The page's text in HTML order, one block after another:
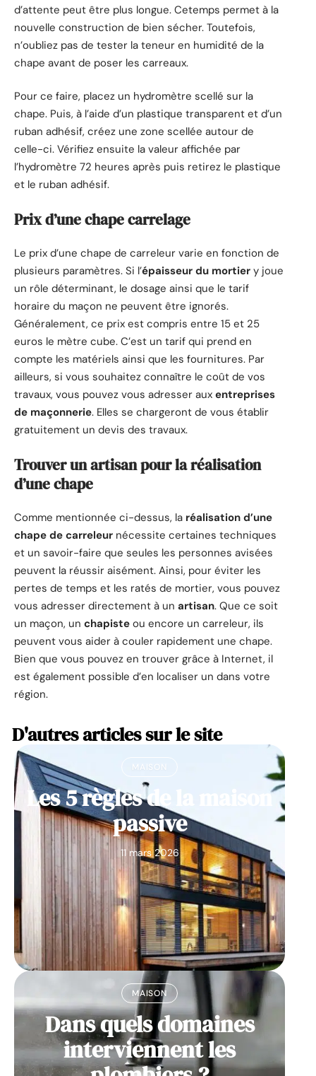
d’attente peut être plus longue. Cetemps permet à la
nouvelle construction de bien sécher. Toutefois,
n’oubliez pas de tester la teneur en humidité de la
chape avant de poser les carreaux.
Pour ce faire, placez un hydromètre scellé sur la
chape. Puis, à l’aide d’un plastique transparent et d’un
ruban adhésif, créez une zone scellée autour de
celle-ci. Vérifiez ensuite la valeur affichée par
l’hydromètre 72 heures après puis retirez le plastique
et le ruban adhésif.
Prix d’une chape carrelage
Le prix d’une chape de carreleur varie en fonction de
plusieurs paramètres. Si l’épaisseur du mortier y joue
un rôle déterminant, le dosage ainsi que le tarif
horaire du maçon ne peuvent être ignorés.
Généralement, ce prix est compris entre 15 et 25
euros le mètre cube. C’est un tarif qui prend en
compte les matériels ainsi que les fournitures. Par
ailleurs, si vous souhaitez connaître le coût de vos
travaux, vous pouvez vous adresser aux entreprises
de maçonnerie. Elles se chargeront de vous établir
gratuitement un devis des travaux.
Trouver un artisan pour la réalisation
d’une chape
Comme mentionnée ci-dessus, la réalisation d’une
chape de carreleur nécessite certaines techniques
et un savoir-faire que seules les personnes avisées
peuvent la réussir aisément. Ainsi, pour éviter les
pertes de temps et les ratés de mortier, vous pouvez
vous adresser directement à un artisan. Que ce soit
un maçon, un chapiste ou encore un carreleur, ils
peuvent vous aider à couler rapidement une chape.
Bien que vous pouvez en trouver grâce à Internet, il
est également possible d’en localiser un dans votre
région.
D'autres articles sur le site
MAISON
Les 5 règles de la maison
passive
11 mars 2026
MAISON
Dans quels domaines
interviennent les